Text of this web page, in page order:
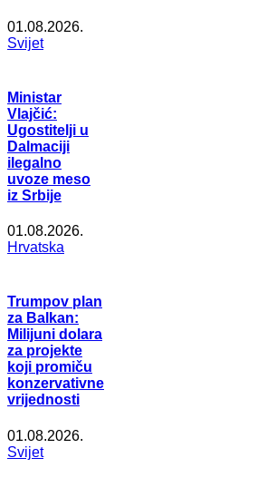
01.08.2026.
Svijet
Ministar
Vlajčić:
Ugostitelji u
Dalmaciji
ilegalno
uvoze meso
iz Srbije
01.08.2026.
Hrvatska
Trumpov plan
za Balkan:
Milijuni dolara
za projekte
koji promiču
konzervativne
vrijednosti
01.08.2026.
Svijet